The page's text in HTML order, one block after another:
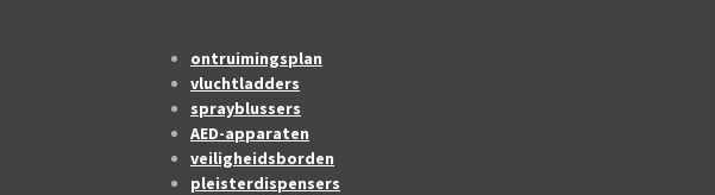
ontruimingsplan
vluchtladders
sprayblussers
AED-apparaten
veiligheidsborden
pleisterdispensers